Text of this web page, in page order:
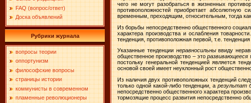
FAQ (вопрос/ответ)
Доска объявлений
Рубрики журнала
вопросы теории
оппортунизм
философские вопросы
страницы истории
коммунисты в современном
пламенные революционеры
чего не могут разобраться в жизненных
противоположностей приобретает абсолютную
временным, преходящим, относительным, тогда
Из борьбы непосредственно общественного
характера производства и ослабления
тенденция, противоположная первой, т.е.
Указанные тенденции неравносильныввиду
общественное производство – эторазвивающееся
постольку генеральной тенденцией является
основой своей имеет неуклонный рост
Из наличия двух противоположных тенденций
только одной какой-либо тенденции, а результат
непосредственно общественного характера
тормозящие процесс развития непосредственно